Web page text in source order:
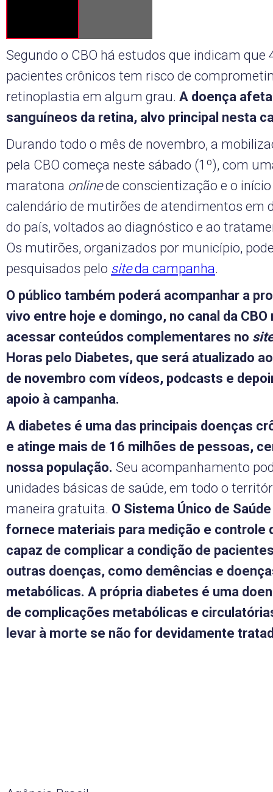
Segundo o CBO há estudos que indicam que
pacientes crônicos tem risco de
retinoplastia em algum grau. A doença
sanguíneos da retina, alvo principal nesta
Durando todo o mês de novembro, a
pela CBO começa neste sábado (1º), com
maratona onlinede conscientização e o
calendário de mutirões de atendimentos em
do país, voltados ao diagnóstico e ao
Os mutirões, organizados por município,
pesquisados pelo siteda campanha.
O público também poderá acompanhar a
vivo entre hoje e domingo, no canal da CBO
acessar conteúdos complementares no
Horas pelo Diabetes, que será atualizado
de novembro com vídeos, podcasts e
apoio à campanha.
A diabetes é uma das principais doenças
e atinge mais de 16 milhões de pessoas,
nossa população. Seu acompanhamento
unidades básicas de saúde, em todo o
maneira gratuita. O Sistema Único de
fornece materiais para medição e controle
capaz de complicar a condição de
outras doenças, como demências e
metabólicas. A própria diabetes é uma
de complicações metabólicas e
levar à morte se não for devidamente